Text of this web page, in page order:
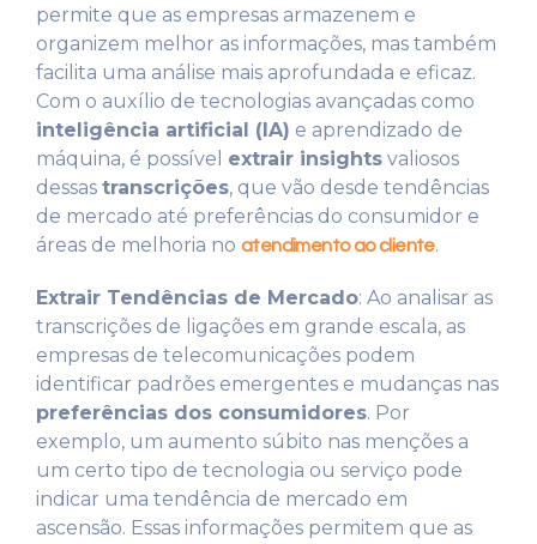
permite que as empresas armazenem e
organizem melhor as informações, mas também
facilita uma análise mais aprofundada e eficaz.
Com o auxílio de tecnologias avançadas como
inteligência artificial (IA) e aprendizado de
máquina, é possível extrair insights valiosos
dessas transcrições, que vão desde tendências
de mercado até preferências do consumidor e
áreas de melhoria no atendimento ao cliente.
Extrair Tendências de Mercado: Ao analisar as
transcrições de ligações em grande escala, as
empresas de telecomunicações podem
identificar padrões emergentes e mudanças nas
preferências dos consumidores. Por
exemplo, um aumento súbito nas menções a
um certo tipo de tecnologia ou serviço pode
indicar uma tendência de mercado em
ascensão. Essas informações permitem que as